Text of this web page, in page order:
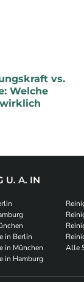
vs.
Welche
U. A. IN
in Berlin
in München
in Hamburg
Alle